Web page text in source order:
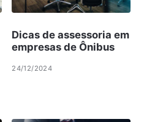
Dicas de assessoria em
empresas de Ônibus
24/12/2024